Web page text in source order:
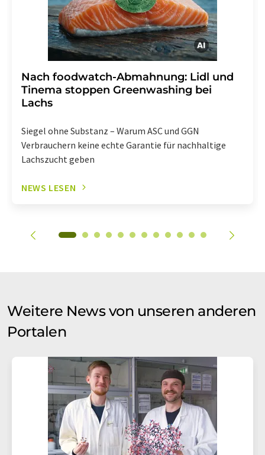
Nach foodwatch-Abmahnung: Lidl und
Tinema stoppen Greenwashing bei
Lachs
Siegel ohne Substanz – Warum ASC und GGN
Verbrauchern keine echte Garantie für nachhaltige
Lachszucht geben
NEWS LESEN
Weitere News von unseren anderen
Portalen